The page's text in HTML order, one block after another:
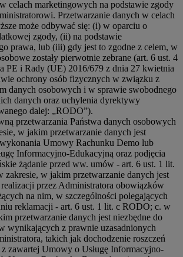
celach marketingowych na podstawie zgody
Przetwarzanie danych w celach
może odbywać się: (i) w oparciu o
zgody, (ii) na podstawie
prawa, lub (iii) gdy jest to zgodne z celem, w
zostały pierwotnie zebrane (art. 6 ust. 4
PE i Rady (UE) 2016/679 z dnia 27 kwietnia
ochrony osób fizycznych w związku z
danych osobowych i w sprawie swobodnego
danych oraz uchylenia dyrektywy
dalej: „RODO”).
przetwarzania Państwa danych osobowych
w jakim przetwarzanie danych jest
Umowy Rachunku Demo lub
Informacyjno-Edukacyjną oraz podjęcia
żądanie przed ww. umów - art. 6 ust. 1 lit.
zakresie, w jakim przetwarzanie danych jest
przez Administratora obowiązków
na nim, w szczególności polegających
reklamacji - art. 6 ust. 1 lit. c RODO; c. w
przetwarzanie danych jest niezbędne do
wynikających z prawnie uzasadnionych
takich jak dochodzenie roszczeń
zawartej Umowy o Usługę Informacyjno-